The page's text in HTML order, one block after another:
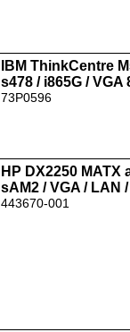
IBM ThinkCentre
s478 / i865G / VGA
73P0596
HP DX2250 MATX
sAM2 / VGA / LAN
443670-001